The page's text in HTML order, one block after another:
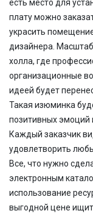
есть место для
плату можно
украсить
дизайнера.
холла, где
организационные
идеей будет
Такая изюминка
позитивных эмоций
Каждый заказчик
удовлетворить
Все, что нужно
электронным
использование
выгодной цене